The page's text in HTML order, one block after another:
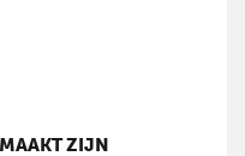
ZIJN